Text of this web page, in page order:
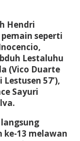
Hendri
seperti
Lestaluhu
(Vico Duarte
57’),
Sayuri
ke-13 melawan